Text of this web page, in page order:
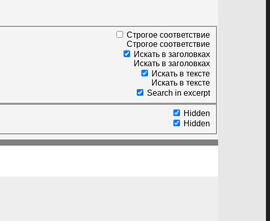
Строгое соответствие
Строгое соответствие
Искать в заголовках
Искать в заголовках
Искать в тексте
Искать в тексте
Search in excerpt
Hidden
Hidden